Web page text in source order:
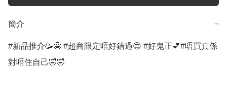
簡介 −
#新品推介🥳🤩 #超商限定唔好錯過😍 #好鬼正💕#唔買真係
對唔住自己🤣🤣